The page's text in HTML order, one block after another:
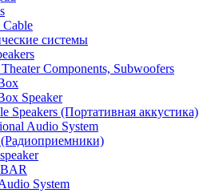
Cable
системы
Components, Subwoofers
Speaker
Speakers (Портативная аккустика)
Audio System
System